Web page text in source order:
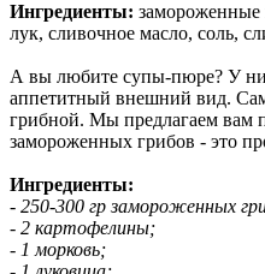
Ингредиенты: замороженные
лук, сливочное масло, соль,
А вы любите супы-пюре? У
аппетитный внешний вид.
грибной. Мы предлагаем вам
замороженных грибов - это
Ингредиенты:
- 250-300 гр замороженных
- 2 картофелины;
- 1 морковь;